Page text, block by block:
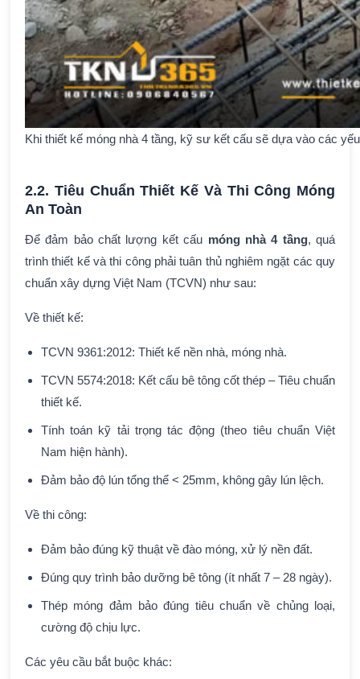
Khi thiết kế móng nhà 4 tầng, kỹ sư kết cấu sẽ dựa vào các
2.2. Tiêu Chuẩn Thiết Kế Và Thi Công Móng
An Toàn
Để đảm bảo chất lượng kết cấu móng nhà 4 tầng, quá
trình thiết kế và thi công phải tuân thủ nghiêm ngặt các quy
chuẩn xây dựng Việt Nam (TCVN) như sau:
Về thiết kế:
TCVN 9361:2012: Thiết kế nền nhà, móng nhà.
TCVN 5574:2018: Kết cấu bê tông cốt thép – Tiêu chuẩn
thiết kế.
Tính toán kỹ tải trọng tác động (theo tiêu chuẩn Việt
Nam hiện hành).
Đảm bảo độ lún tổng thể < 25mm, không gây lún lệch.
Về thi công:
Đảm bảo đúng kỹ thuật về đào móng, xử lý nền đất.
Đúng quy trình bảo dưỡng bê tông (ít nhất 7 – 28 ngày).
Thép móng đảm bảo đúng tiêu chuẩn về chủng loại,
cường độ chịu lực.
Các yêu cầu bắt buộc khác: